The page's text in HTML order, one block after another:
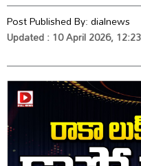
Post Published By:dialnews
Updated : 10 April 2026,